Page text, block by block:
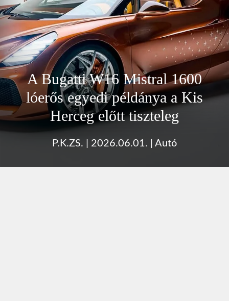
A Bugatti W16 Mistral 1600
lóerős egyedi példánya a Kis
Herceg előtt tiszteleg
P.K.ZS. 2026.06.01. Autó